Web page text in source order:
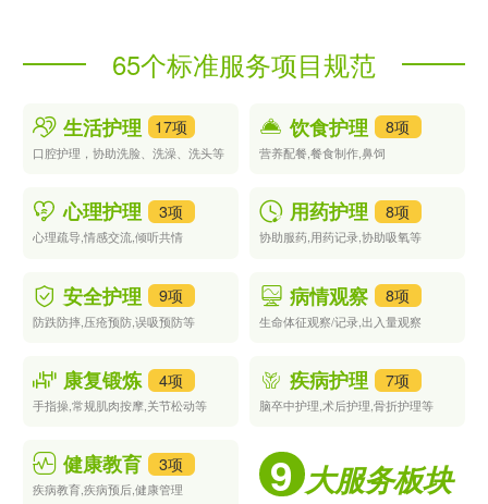
65个标准服务项目规范
生活护理 17项
口腔护理，协助洗脸、洗澡、洗头等
饮食护理 8项
营养配餐,餐食制作,鼻饲
心理护理 3项
心理疏导,情感交流,倾听共情
用药护理 8项
协助服药,用药记录,协助吸氧等
安全护理 9项
防跌防摔,压疮预防,误吸预防等
病情观察 8项
生命体征观察/记录,出入量观察
康复锻炼 4项
手指操,常规肌肉按摩,关节松动等
疾病护理 7项
脑卒中护理,术后护理,骨折护理等
健康教育 3项
疾病教育,疾病预后,健康管理 9 大服务板块